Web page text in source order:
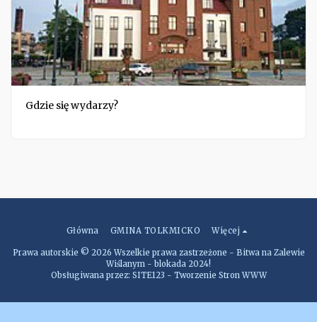
Gdzie się wydarzy?
Główna GMINA TOLKMICKO Więcej
Prawa autorskie © 2026 Wszelkie prawa zastrzeżone - Bitwa na Zalewie
Wiślanym - blokada 2024!
Obsługiwana przez: SITE123 - Tworzenie Stron WWW